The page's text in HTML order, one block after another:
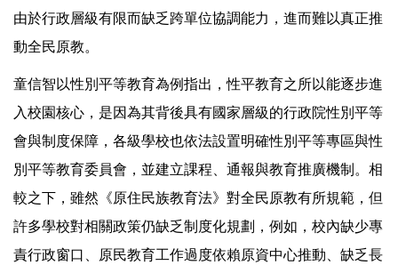
由於行政層級有限而缺乏跨單位協調能力，進而難以真正推
動全民原教。
童信智以性別平等教育為例指出，性平教育之所以能逐步進
入校園核心，是因為其背後具有國家層級的行政院性別平等
會與制度保障，各級學校也依法設置明確性別平等專區與性
別平等教育委員會，並建立課程、通報與教育推廣機制。相
較之下，雖然《原住民族教育法》對全民原教有所規範，但
許多學校對相關政策仍缺乏制度化規劃，例如，校內缺少專
責行政窗口、原民教育工作過度依賴原資中心推動、缺乏長